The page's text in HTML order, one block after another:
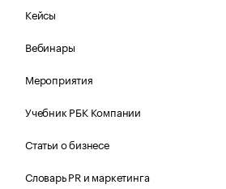
Кейсы
Вебинары
Мероприятия
Учебник РБК Компании
Статьи о бизнесе
Словарь PR и маркетинга